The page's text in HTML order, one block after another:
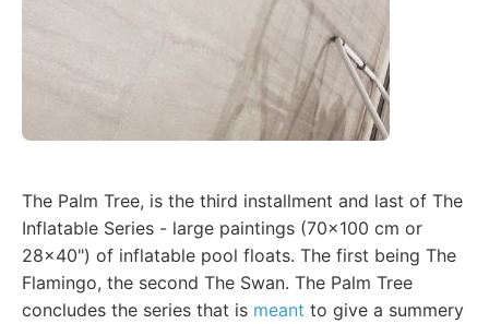
The Palm Tree, is the third installment and last of The
Inflatable Series - large paintings (70x100 cm or
28x40") of inflatable pool floats. The first being The
Flamingo, the second The Swan. The Palm Tree
concludes the series that is meant to give a summery